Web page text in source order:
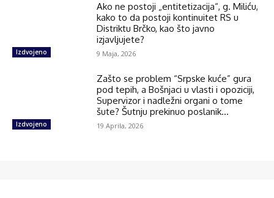
Izdvojeno
Ako ne postoji „entitetizacija“, g. Miliću,
kako to da postoji kontinuitet RS u
Distriktu Brčko, kao što javno
izjavljujete?
9 Maja, 2026
Izdvojeno
Zašto se problem “Srpske kuće” gura
pod tepih, a Bošnjaci u vlasti i opoziciji,
Supervizor i nadležni organi o tome
šute? Šutnju prekinuo poslanik...
19 Aprila, 2026